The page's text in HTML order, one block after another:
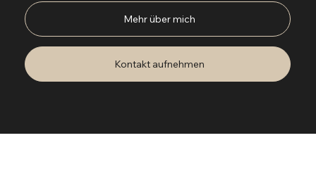
Mehr über mich
Kontakt aufnehmen